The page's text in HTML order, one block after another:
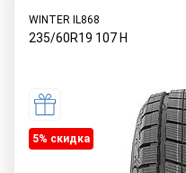
WINTER IL868
235/60R19 107H
5% cкидка